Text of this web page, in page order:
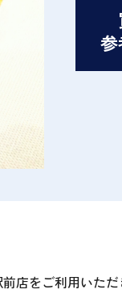
店をご利用いただ